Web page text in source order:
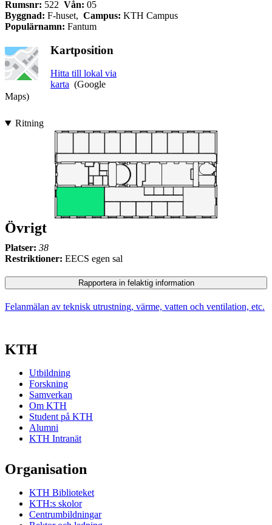
Rumsnr: 522 Vån: 05
Byggnad: F-huset, Campus: KTH Campus
Populärnamn: Fantum
Kartposition
Hitta till lokal via
karta (Google
Maps)
Ritning
Övrigt
Platser: 38
Restriktioner: EECS egen sal
Rapportera in felaktig information
Felanmälan av teknisk utrustning, värme, vatten och ventilation, etc.
KTH
Utbildning
Forskning
Samverkan
Om KTH
Student på KTH
Alumni
KTH Intranät
Organisation
KTH Biblioteket
KTH:s skolor
Centrumbildningar